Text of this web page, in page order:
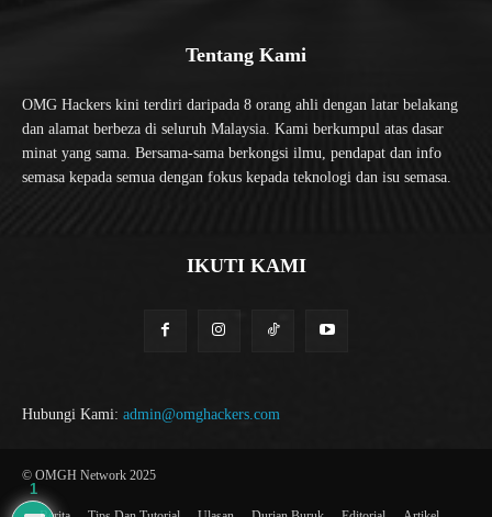
Tentang Kami
OMG Hackers kini terdiri daripada 8 orang ahli dengan latar belakang
dan alamat berbeza di seluruh Malaysia. Kami berkumpul atas dasar
minat yang sama. Bersama-sama berkongsi ilmu, pendapat dan info
semasa kepada semua dengan fokus kepada teknologi dan isu semasa.
IKUTI KAMI
Hubungi Kami: admin@omghackers.com
© OMGH Network 2025
1